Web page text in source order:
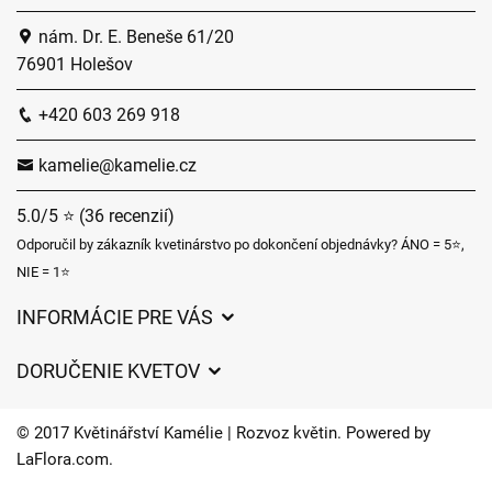
nám. Dr. E. Beneše 61/20
76901 Holešov
+420 603 269 918
kamelie@kamelie.cz
5.0/5 ⭐ (36 recenzií)
Odporučil by zákazník kvetinárstvo po dokončení objednávky? ÁNO = 5⭐,
NIE = 1⭐
INFORMÁCIE PRE VÁS
Časy doručenia kvetov – prehľad možností
DORUČENIE KVETOV
Kam doručujeme kvety
© 2017 Květinářství Kamélie | Rozvoz květin. Powered by
LaFlora.com.